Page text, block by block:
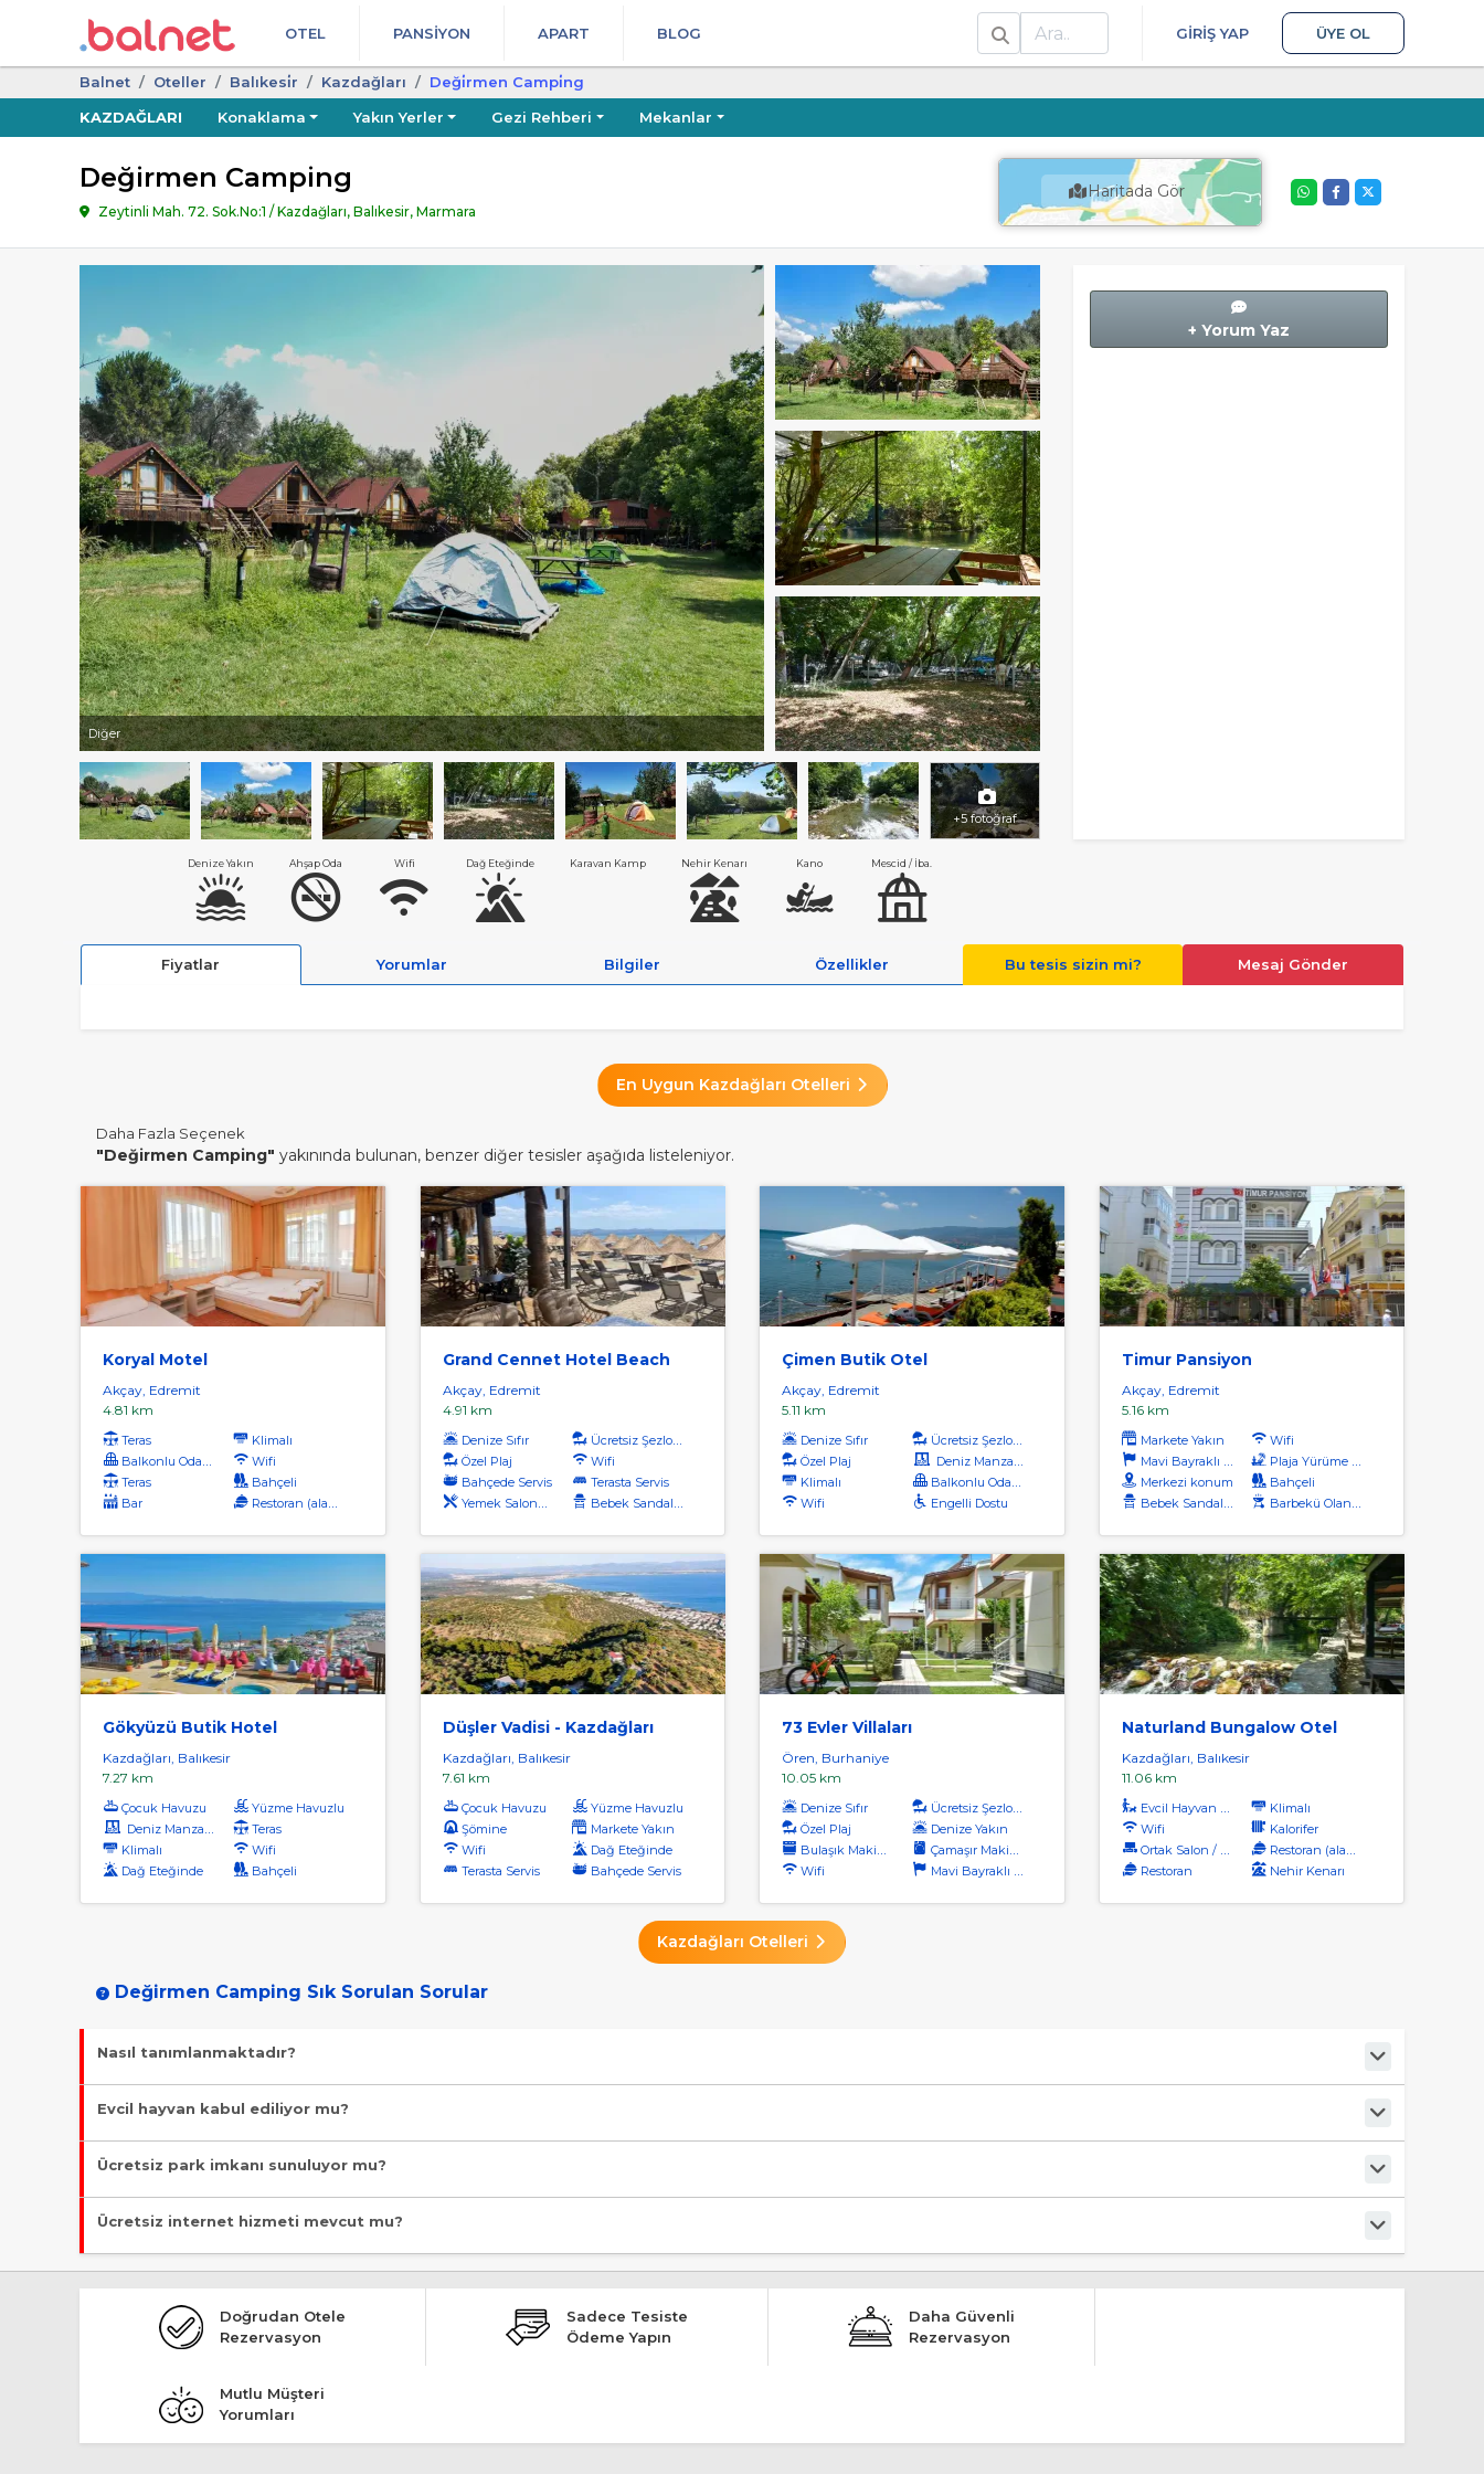
OTEL PANSIYON APART BLOG
Ara
GIRIŞ YAP ÜYE OL
Balnet Oteller Balıkesi̇r Kazdağları
Deği̇rmen Campi̇ng
KAZDAĞLARI
Konaklama Yakın Yerler Gezi Rehberi Mekanlar
Değirmen Camping
Zeytinli Mah. 72. Sok.No:1 / Kazdağları, Balıkesir, Marmara
Haritada Gör
Diğer
+5 fotoğraf
+ Yorum Yaz
Denize Yakın Ahşap Oda Wifi Dağ Eteğinde Karavan Kamp Nehir Kenarı Kano Mescid / İba.
Fiyatlar Yorumlar Bilgiler Özellikler Bu tesis sizin mi? Mesaj Gönder
En Uygun Kazdağları Otelleri
Daha Fazla Seçenek
"Değirmen Camping" yakınında bulunan, benzer diğer tesisler aşağıda listeleniyor.
Koryal Motel
Akçay, Edremit
4.81 km
Teras
Klimalı
Balkonlu Odalar
Wifi
Teras
Bahçeli
Bar
Restoran (alakart)
Grand Cennet Hotel Beach
Akçay, Edremit
4.91 km
Denize Sıfır
Ücretsiz Şezlong
Özel Plaj
Wifi
Bahçede Servis
Terasta Servis
Yemek Salonunda Servis
Bebek Sandalyesi
Çimen Butik Otel
Akçay, Edremit
5.11 km
Denize Sıfır
Ücretsiz Şezlong
Özel Plaj
Deniz Manzaralı
Klimalı
Balkonlu Odalar
Wifi
Engelli Dostu
Timur Pansiyon
Akçay, Edremit
5.16 km
Markete Yakın
Wifi
Mavi Bayraklı Plaj
Plaja Yürüme Mesafesi
Merkezi konum
Bahçeli
Bebek Sandalyesi
Barbekü Olanağı
Gökyüzü Butik Hotel
Kazdağları, Balıkesir
7.27 km
Çocuk Havuzu
Yüzme Havuzlu
Deniz Manzaralı
Teras
Klimalı
Wifi
Dağ Eteğinde
Bahçeli
Düşler Vadisi - Kazdağları
Kazdağları, Balıkesir
7.61 km
Çocuk Havuzu
Yüzme Havuzlu
Şömine
Markete Yakın
Wifi
Dağ Eteğinde
Terasta Servis
Bahçede Servis
73 Evler Villaları
Ören, Burhaniye
10.05 km
Denize Sıfır
Ücretsiz Şezlong
Özel Plaj
Denize Yakın
Bulaşık Makinası
Çamaşır Makinası
Wifi
Mavi Bayraklı Plaj
Naturland Bungalow Otel
Kazdağları, Balıkesir
11.06 km
Evcil Hayvan Kabul
Klimalı
Wifi
Kalorifer
Ortak Salon / Tv Alanı
Restoran (alakart)
Restoran
Nehir Kenarı
Kazdağları Otelleri
Değirmen Camping Sık Sorulan Sorular
Nasıl tanımlanmaktadır?
Tesis Kamp Yeri statüsündedir. Öne çıkan özellikleri "Denize Yakın, Ahşap Oda, Wifi, Dağ Eteğinde, Kano" şeklindedir.
Evcil hayvan kabul ediliyor mu?
Malesef, evcil hayvan kabul edilmiyor!
Ücretsiz park imkanı sunuluyor mu?
Evet, ücretsiz park imkanı mevcut.
Ücretsiz internet hizmeti mevcut mu?
Evet, ücretsiz internet hizmeti sunuluyor.
Doğrudan Otele
Rezervasyon
Sadece Tesiste
Ödeme Yapın
Daha Güvenli
Rezervasyon
Mutlu Müşteri
Yorumları